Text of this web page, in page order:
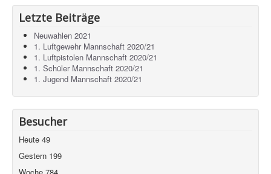
Letzte Beiträge
Neuwahlen 2021
1. Luftgewehr Mannschaft 2020/21
1. Luftpistolen Mannschaft 2020/21
1. Schüler Mannschaft 2020/21
1. Jugend Mannschaft 2020/21
Besucher
Heute 49
Gestern 199